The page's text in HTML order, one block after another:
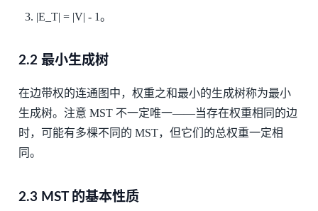
|E_T| = |V| - 1。
2.2 最小生成树
在边带权的连通图中，权重之和最小的生成树称为最小
生成树。注意 MST 不一定唯一——当存在权重相同的边
时，可能有多棵不同的 MST，但它们的总权重一定相
同。
2.3 MST 的基本性质